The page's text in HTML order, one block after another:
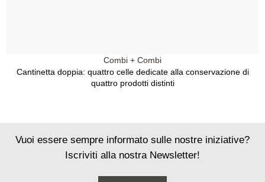
Combi + Combi
Cantinetta doppia: quattro celle dedicate alla conservazione di
quattro prodotti distinti
Vuoi essere sempre informato sulle nostre iniziative?
Iscriviti alla nostra Newsletter!